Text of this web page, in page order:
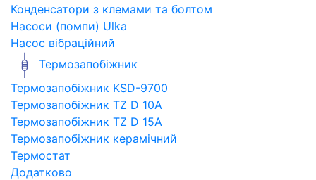
Конденсатори з клемами та болтом
Насоси (помпи) Ulka
Насос вібраційний
Термозапобіжник
Термозапобіжник KSD-9700
Термозапобіжник TZ D 10A
Термозапобіжник TZ D 15A
Термозапобіжник керамічний
Термостат
Додатково